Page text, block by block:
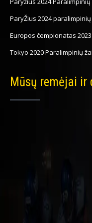
ParyŽius 2024
Europos čempionatas 2023
Tokyo 2020 Paralimpinių
Mūsų remėjai ir